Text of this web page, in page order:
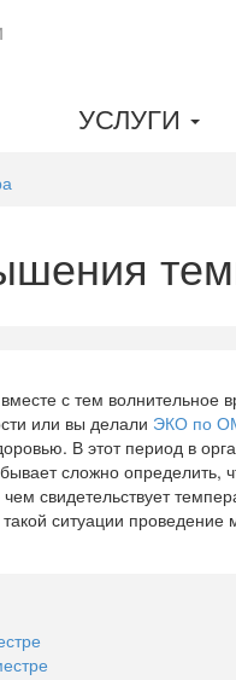
УСЛУГИ
с тем волнительное
или вы делали ЭКО по
В этот период в
сложно определить,
свидетельствует
ситуации